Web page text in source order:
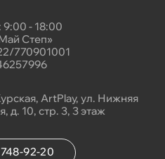
- 18:00
Степ»
770901001
ArtPlay, ул. Нижняя
д. 10, стр. 3, 3 этаж
92-20